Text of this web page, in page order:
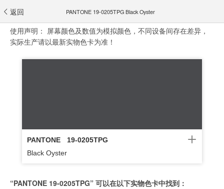
返回 PANTONE 19-0205TPG Black Oyster
使用声明： 屏幕颜色及数值为模拟颜色，不同设备间存在差异，
实际生产请以最新实物色卡为准！
PANTONE
19-0205TPG
Black Oyster
“PANTONE 19-0205TPG” 可以在以下实物色卡中找到：